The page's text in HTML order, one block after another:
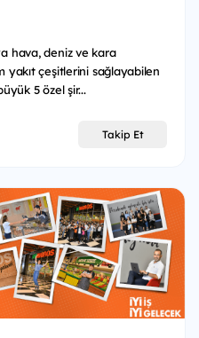
hava, deniz ve kara
yakıt çeşitlerini sağlayabilen
5 özel şir...
Takip Et